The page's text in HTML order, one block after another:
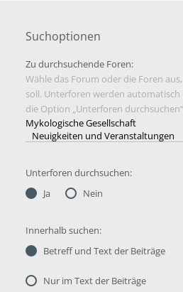
Suchoptionen
Zu durchsuchende Foren:
Wähle das Forum oder die Foren
soll. Unterforen werden
die Option „Unterforen
Unterforen durchsuchen:
Ja
Nein
Innerhalb suchen:
Betreff und Text der Beiträge
Nur im Text der Beiträge